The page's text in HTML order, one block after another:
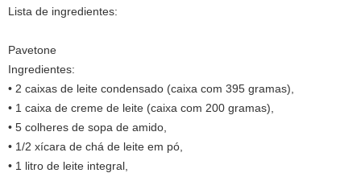
Lista de ingredientes:
Pavetone
Ingredientes:
• 2 caixas de leite condensado (caixa com 395 gramas),
• 1 caixa de creme de leite (caixa com 200 gramas),
• 5 colheres de sopa de amido,
• 1/2 xícara de chá de leite em pó,
• 1 litro de leite integral,